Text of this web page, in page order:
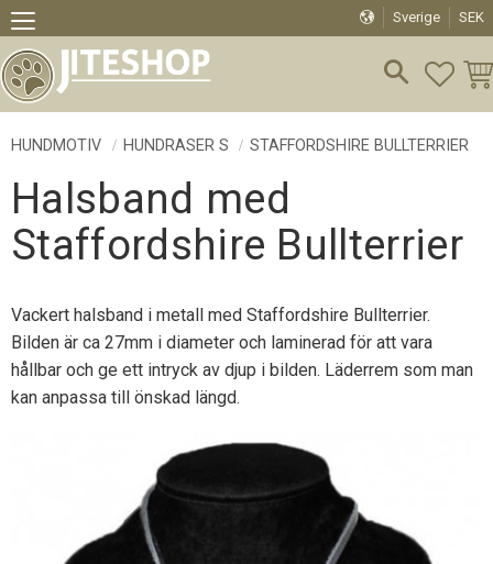
Meny
Sverige SEK
HUNDMOTIV HUNDRASER S STAFFORDSHIRE BULLTERRIER
Halsband med
Staffordshire Bullterrier
Vackert halsband i metall med Staffordshire Bullterrier.
Bilden är ca 27mm i diameter och laminerad för att vara
hållbar och ge ett intryck av djup i bilden. Läderrem som man
kan anpassa till önskad längd.